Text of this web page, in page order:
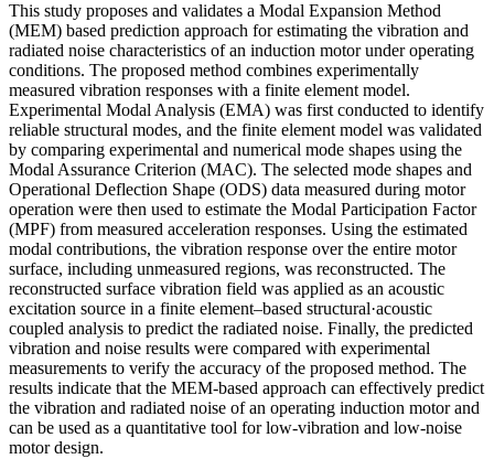
This study proposes and validates a Modal Expansion Method
(MEM) based prediction approach for estimating the vibration and
radiated noise characteristics of an induction motor under operating
conditions. The proposed method combines experimentally
measured vibration responses with a finite element model.
Experimental Modal Analysis (EMA) was first conducted to identify
reliable structural modes, and the finite element model was validated
by comparing experimental and numerical mode shapes using the
Modal Assurance Criterion (MAC). The selected mode shapes and
Operational Deflection Shape (ODS) data measured during motor
operation were then used to estimate the Modal Participation Factor
(MPF) from measured acceleration responses. Using the estimated
modal contributions, the vibration response over the entire motor
surface, including unmeasured regions, was reconstructed. The
reconstructed surface vibration field was applied as an acoustic
excitation source in a finite element–based structural·acoustic
coupled analysis to predict the radiated noise. Finally, the predicted
vibration and noise results were compared with experimental
measurements to verify the accuracy of the proposed method. The
results indicate that the MEM-based approach can effectively predict
the vibration and radiated noise of an operating induction motor and
can be used as a quantitative tool for low-vibration and low-noise
motor design.